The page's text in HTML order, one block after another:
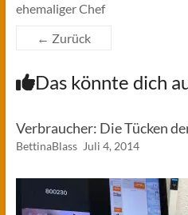
ehemaliger Chef
← Zurück
Das könnte dich
Verbraucher: Die Tücken
BettinaBlass Juli 4, 2014